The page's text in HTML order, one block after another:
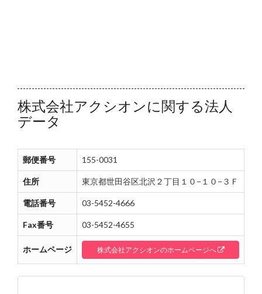
株式会社アクシオンに関する法人
データ
郵便番号 155-0031
住所 東京都世田谷区北沢２丁目１０−１０−３Ｆ
電話番号 03-5452-4666
Fax番号 03-5452-4655
ホームページ 株式会社アクシオンのホームページへ